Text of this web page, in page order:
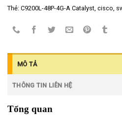
Thẻ: C9200L-48P-4G-A Catalyst, cisco,
MÔ TẢ
THÔNG TIN LIÊN HỆ
Tổng quan